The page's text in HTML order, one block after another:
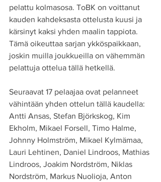
pelattu kolmasosa. ToBK on voittanut
kauden kahdeksasta ottelusta kuusi ja
kärsinyt kaksi yhden maalin tappiota.
Tämä oikeuttaa sarjan ykköspaikkaan,
joskin muilla joukkueilla on vähemmän
pelattuja ottelua tällä hetkellä.
Seuraavat 17 pelaajaa ovat pelanneet
vähintään yhden ottelun tällä kaudella:
Antti Ansas, Stefan Björkskog, Kim
Ekholm, Mikael Forsell, Timo Halme,
Johnny Holmström, Mikael Kylmämaa,
Lauri Lehtinen, Daniel Lindroos, Mathias
Lindroos, Joakim Nordström, Niklas
Nordström, Markus Nuolioja, Anton